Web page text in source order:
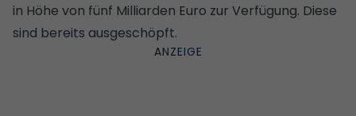
in Höhe von fünf Milliarden Euro zur Verfügung. Diese
sind bereits ausgeschöpft.